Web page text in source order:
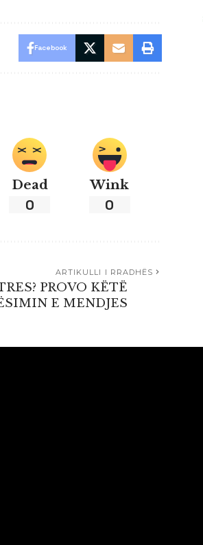
Facebook
Dead
0
Wink
0
ARTIKULLI I RRADHËS
PROVO KËTË
E MENDJES